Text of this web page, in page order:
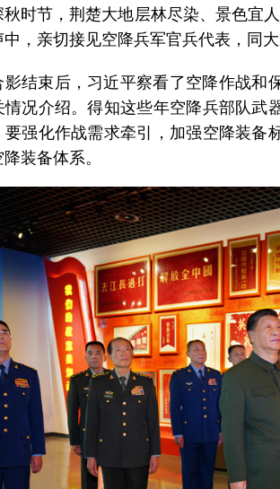
节，荆楚大地层林尽染、景色宜人
，亲切接见空降兵军官兵代表，同大
束后，习近平察看了空降作战和
情况介绍。得知这些年空降兵部队武
要强化作战需求牵引，加强空降装备
装备体系。